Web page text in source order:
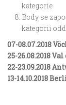
kategorie
Body se
kategorii
07-08.07.2018
25-26.08.2018
22-23.09.2018
13-14.10.2018